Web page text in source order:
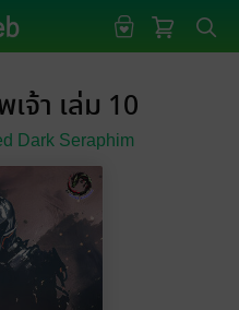
จ้า เล่ม 10
Dark Seraphim